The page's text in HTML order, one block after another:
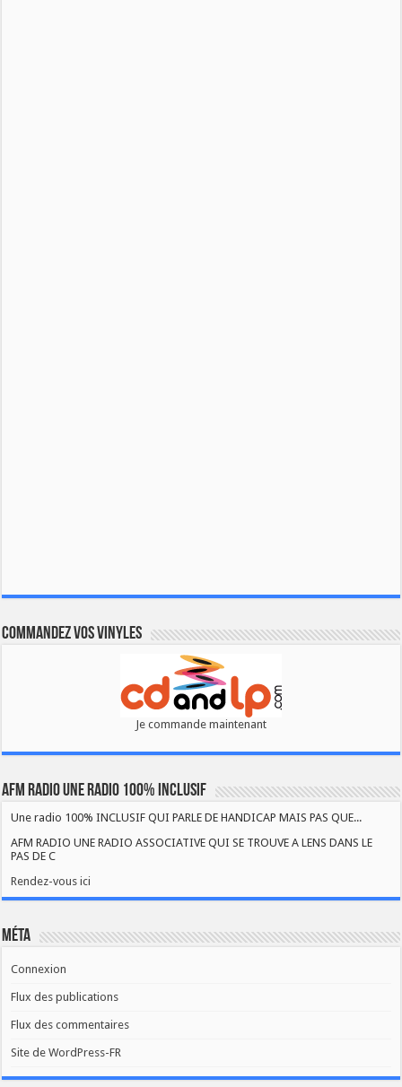
Commandez vos vinyles
Je commande maintenant
AFM RADIO UNE RADIO 100% INCLUSIF
Une radio 100% INCLUSIF QUI PARLE DE HANDICAP MAIS PAS QUE...
AFM RADIO UNE RADIO ASSOCIATIVE QUI SE TROUVE A LENS DANS LE
PAS DE C
Rendez-vous ici
Méta
Connexion
Flux des publications
Flux des commentaires
Site de WordPress-FR